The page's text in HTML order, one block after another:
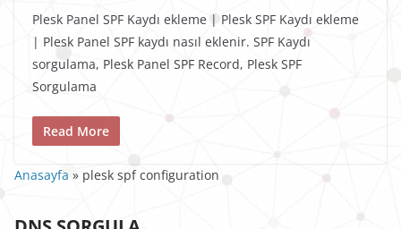
Plesk Panel SPF Kaydı ekleme | Plesk SPF Kaydı ekleme
| Plesk Panel SPF kaydı nasıl eklenir. SPF Kaydı
sorgulama, Plesk Panel SPF Record, Plesk SPF
Sorgulama
Read More
Anasayfa » plesk spf configuration